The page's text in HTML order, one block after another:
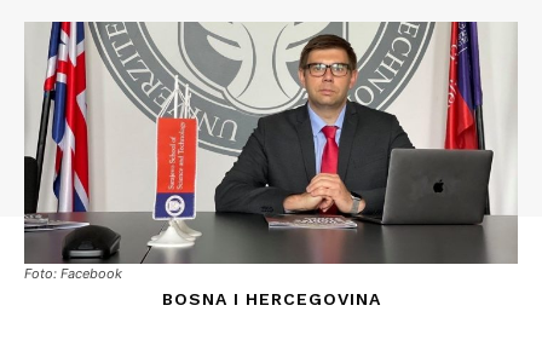
Foto: Facebook
BOSNA I HERCEGOVINA